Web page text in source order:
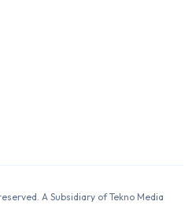
A Subsidiary of Tekno Media